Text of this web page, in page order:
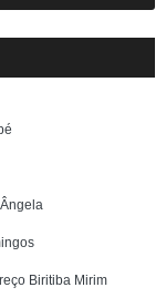
Biritiba Mirim